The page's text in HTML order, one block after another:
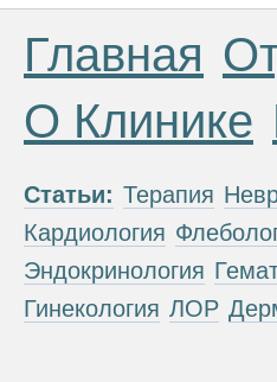
Главная
О Клинике
Статьи: Терапия
Кардиология
Эндокринология
Гинекология ЛОР